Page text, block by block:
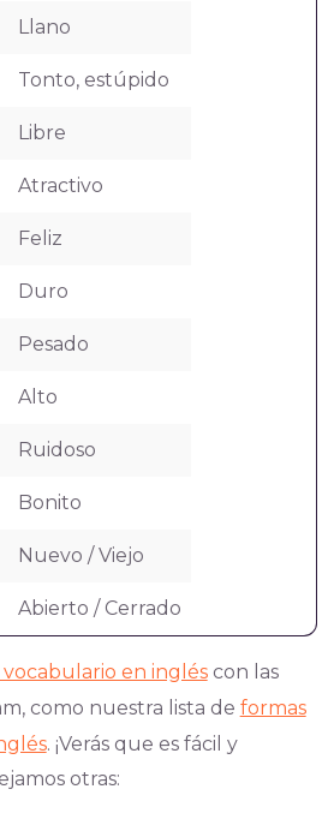
Llano
Tonto, estúpido
Libre
Atractivo
Feliz
Duro
Pesado
Alto
Ruidoso
Bonito
Nuevo / Viejo
Abierto / Cerrado
en ingléscon las
como nuestra lista de formas
. ¡Verás que es fácil y
otras: